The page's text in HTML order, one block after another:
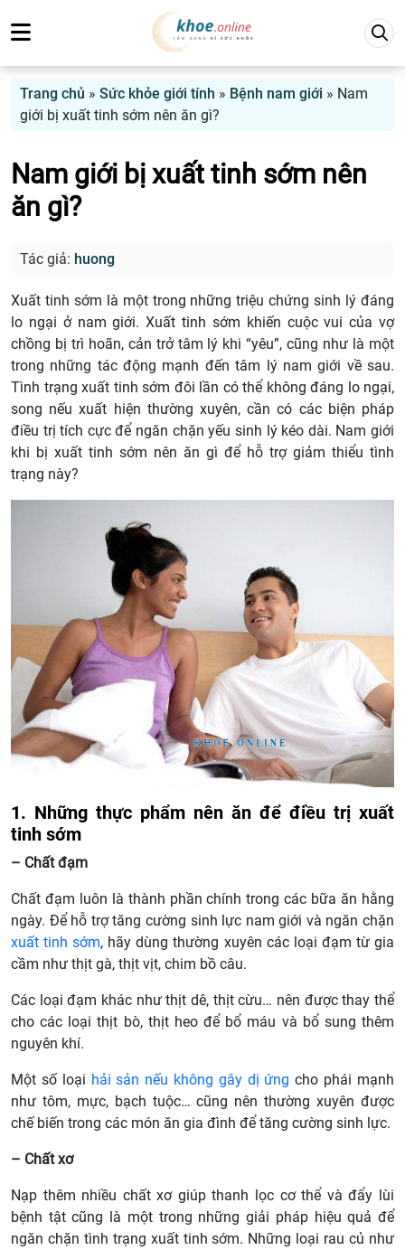
Trang chủ » Sức khỏe giới tính » Bệnh nam giới » Nam
giới bị xuất tinh sớm nên ăn gì?
Nam giới bị xuất tinh sớm nên
ăn gì?
Tác giả: huong
Xuất tinh sớm là một trong những triệu chứng sinh lý đáng
lo ngại ở nam giới. Xuất tinh sớm khiến cuộc vui của vợ
chồng bị trì hoãn, cản trở tâm lý khi “yêu”, cũng như là một
trong những tác động mạnh đến tâm lý nam giới về sau.
Tình trạng xuất tinh sớm đôi lần có thể không đáng lo ngại,
song nếu xuất hiện thường xuyên, cần có các biện pháp
điều trị tích cực để ngăn chặn yếu sinh lý kéo dài. Nam giới
khi bị xuất tinh sớm nên ăn gì để hỗ trợ giảm thiểu tình
trạng này?
1. Những thực phẩm nên ăn để điều trị xuất
tinh sớm
– Chất đạm
Chất đạm luôn là thành phần chính trong các bữa ăn hằng
ngày. Để hỗ trợ tăng cường sinh lực nam giới và ngăn chặn
xuất tinh sớm, hãy dùng thường xuyên các loại đạm từ gia
cầm như thịt gà, thịt vịt, chim bồ câu.
Các loại đạm khác như thịt dê, thịt cừu… nên được thay thể
cho các loại thịt bò, thịt heo để bổ máu và bổ sung thêm
nguyên khí.
Một số loại hải sản nếu không gây dị ứng cho phái mạnh
như tôm, mực, bạch tuộc… cũng nên thường xuyên được
chế biến trong các món ăn gia đình để tăng cường sinh lực.
– Chất xơ
Nạp thêm nhiều chất xơ giúp thanh lọc cơ thể và đẩy lùi
bệnh tật cũng là một trong những giải pháp hiệu quả để
ngăn chặn tình trạng xuất tinh sớm. Những loại rau củ như